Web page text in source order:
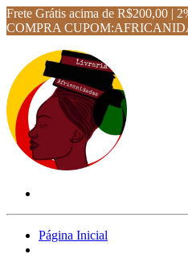
Frete Grátis acima de R$200,00 |
COMPRA
Página Inicial